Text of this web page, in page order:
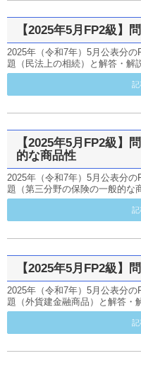
【2025年5月FP2級】
2025年（令和7年）5月公表分
題（民法上の相続）と解答・解
記
【2025年5月FP2級】
的な商品性
2025年（令和7年）5月公表分
題（第三分野の保険の一般的な
記
【2025年5月FP2級】
2025年（令和7年）5月公表分
題（外貨建金融商品）と解答・
記